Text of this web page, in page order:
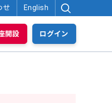
開設 ログイン
せ English